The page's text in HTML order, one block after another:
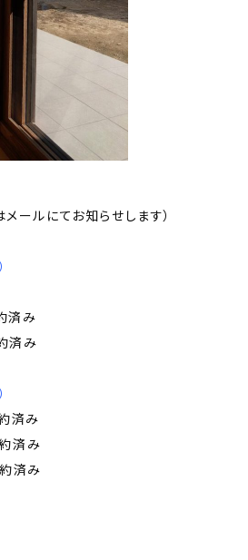
ールにてお知らせします）
み
済み
み
済み
済み